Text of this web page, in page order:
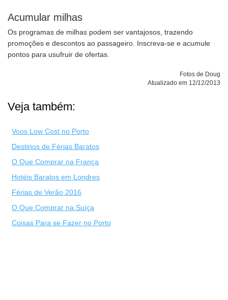
Acumular milhas
Os programas de milhas podem ser vantajosos, trazendo
promoções e descontos ao passageiro. Inscreva-se e acumule
pontos para usufruir de ofertas.
Fotos de Doug
Atualizado em 12/12/2013
Veja também:
Voos Low Cost no Porto
Destinos de Férias Baratos
O Que Comprar na França
Hotéis Baratos em Londres
Férias de Verão 2016
O Que Comprar na Suíça
Coisas Para se Fazer no Porto